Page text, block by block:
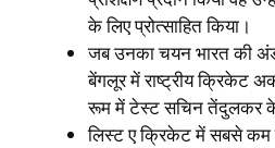
के लिए प्रोत्साहित किया।
जब उनका चयन भारत की
बेंगलूर में राष्ट्रीय क्रिकेट
रूम में टेस्ट सचिन तेंदुलकर
लिस्ट ए क्रिकेट में सबसे कम